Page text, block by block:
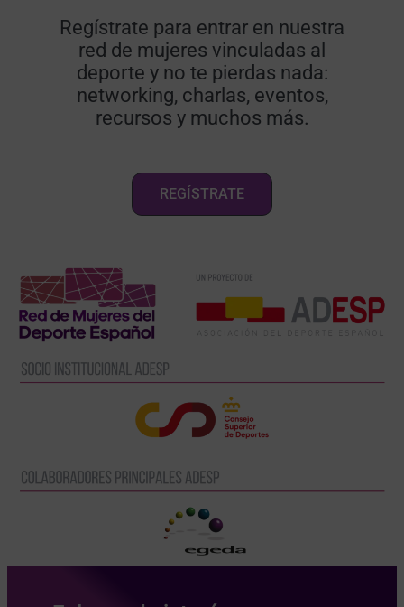
Regístrate para entrar en nuestra
red de mujeres vinculadas al
deporte y no te pierdas nada:
networking, charlas, eventos,
recursos y muchos más.
REGÍSTRATE